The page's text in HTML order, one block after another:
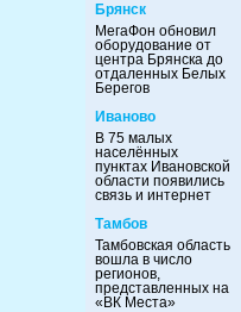
Брянск
МегаФон обновил
оборудование от
центра Брянска до
отдаленных Белых
Берегов
Иваново
В 75 малых
населённых
пунктах Ивановской
области появились
связь и интернет
Тамбов
Тамбовская область
вошла в число
регионов,
представленных на
«ВК Места»